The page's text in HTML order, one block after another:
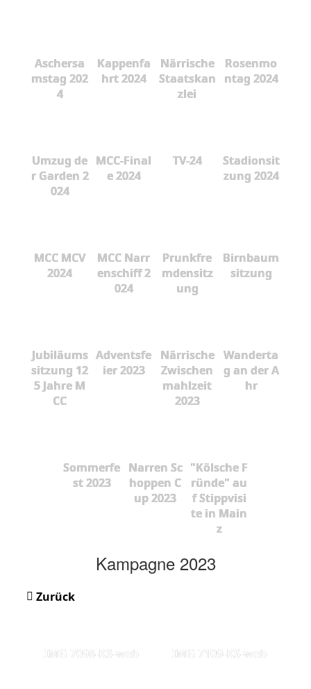
Aschersa
mstag 202
4
Kappenfa
hrt 2024
Närrische
Staatskan
zlei
Rosenmo
ntag 2024
Umzug de
r Garden 2
024
MCC-Final
e 2024
TV-24
Stadionsit
zung 2024
MCC MCV
2024
MCC Narr
enschiff 2
024
Prunkfre
mdensitz
ung
Birnbaum
sitzung
Jubiläums
sitzung 12
5 Jahre M
CC
Adventsfe
ier 2023
Närrische
Zwischen
mahlzeit
2023
Wanderta
g an der A
hr
Sommerfe
st 2023
Narren Sc
hoppen C
up 2023
"Kölsche F
ründe" au
f Stippvisi
te in Main
z
Kampagne 2023
Zurück
IMG 7098-KS-web IMG 7109-KS-web